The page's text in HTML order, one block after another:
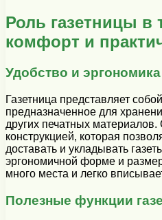
Роль газетницы в
комфорт и
Удобство и эргономика
Газетница представляет
предназначенное для
других печатных
конструкцией, которая
доставать и укладывать
эргономичной форме и
много места и легко
Полезные функции